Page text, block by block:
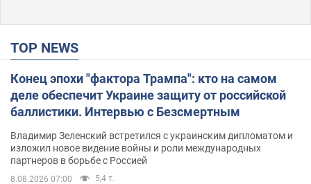
TOP NEWS
Конец эпохи "фактора Трампа": кто на самом
деле обеспечит Украине защиту от российской
баллистики. Интервью с Безсмертным
Владимир Зеленский встретился с украинским дипломатом и
изложил новое видение войны и роли международных
партнеров в борьбе с Россией
8.08.2026 07:00 5,4 т.